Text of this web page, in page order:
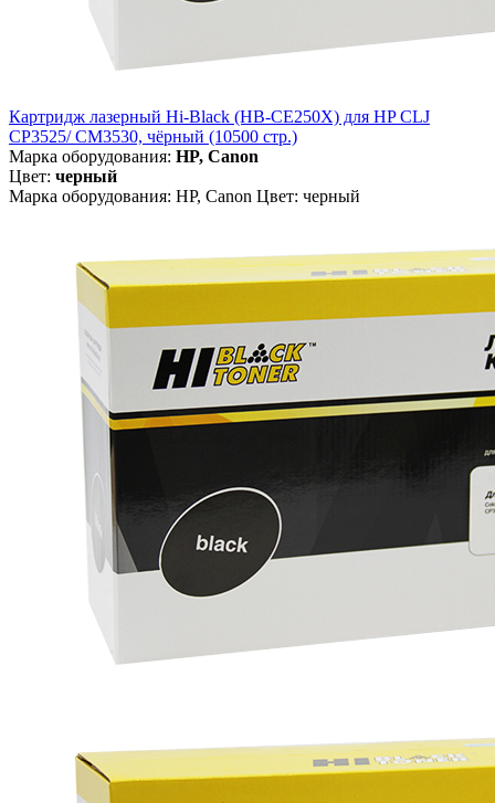
Картридж лазерный Hi-Black (HB-CE250X) для HP CLJ
CP3525/ CM3530, чёрный (10500 стр.)
Марка оборудования: HP, Canon
Цвет: черный
Марка оборудования: HP, Canon Цвет: черный